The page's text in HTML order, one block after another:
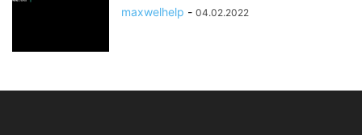
maxwelhelp - 04.02.2022